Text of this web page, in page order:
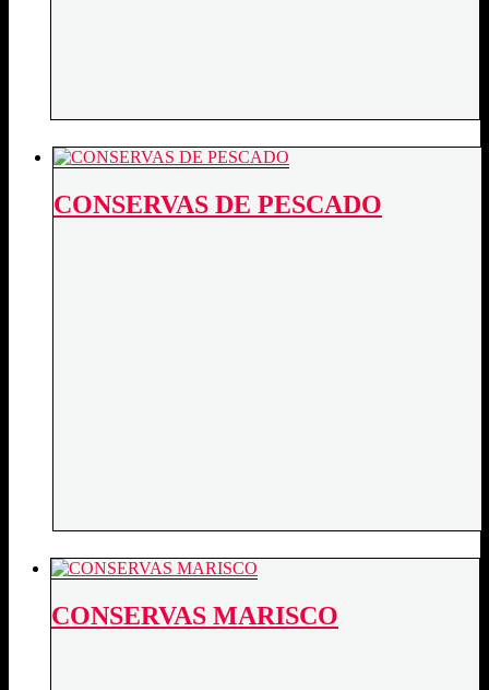
CONSERVAS DE PESCADO
CONSERVAS MARISCO